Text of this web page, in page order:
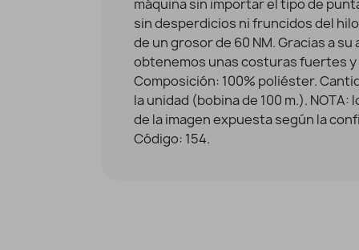
máquina sin importar el tipo de
sin desperdicios ni fruncidos del
de un grosor de 60 NM. Gracias a
obtenemos unas costuras fuertes
Composición: 100% poliéster.
la unidad (bobina de 100 m.).
de la imagen expuesta según la
Código: 154.